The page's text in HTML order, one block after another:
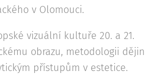
v Olomouci.
vizuální kultuře 20. a 21.
obrazu, metodologii dějin
přístupům v estetice.